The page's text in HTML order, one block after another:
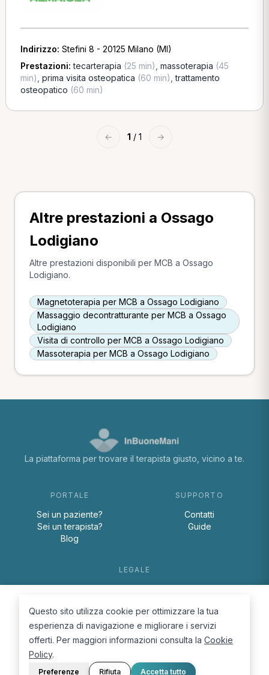
Indirizzo: Stefini 8 - 20125 Milano (MI)
Prestazioni:tecarterapia (25 min) massoterapia (45
min) prima visita osteopatica (60 min) ,trattamento
osteopatico (60 min)
← 1 / 1 →
Altre prestazioni a Ossago
Lodigiano
Altre prestazioni disponibili per MCB a Ossago
Lodigiano.
Magnetoterapia per MCB a Ossago Lodigiano
Massaggio decontratturante per MCB a Ossago
Lodigiano
Visita di controllo per MCB a Ossago Lodigiano
Massoterapia per MCB a Ossago Lodigiano
La piattaforma per trovare il terapista giusto, vicino a te.
PORTALE
Sei un paziente?
Sei un terapista?
Blog
SUPPORTO
Contatti
Guide
LEGALE
Cookie Policy
Questo sito utilizza cookie per ottimizzare la tua
esperienza di navigazione e migliorare i servizi
offerti. Per maggiori informazioni consulta la Cookie
Policy.
Preferenze Rifiuta Accetta tutto